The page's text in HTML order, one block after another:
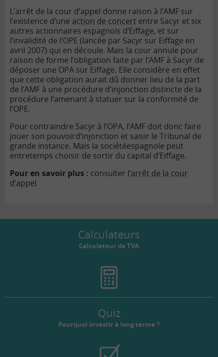
L’arrêt de la cour d’appel donne raison à l’AMF sur
l’existence d’une action de concert entre Sacyr et six
autres actionnaires espagnols d’Eiffage, et sur
l’invalidité de l’OPE (lancée par Sacyr sur Eiffage en
avril 2007) qui en découle. Mais la cour annule pour
raison de forme l’obligation faite par l’AMF à Sacyr de
déposer une OPA sur Eiffage. Elle considère en effet
que cette obligation aurait dû donner lieu de la part
de l’AMF à une procédure d’injonction distincte de la
procédure l’amenant à statuer sur la conformité de
l’OPE.
Pour contraindre Sacyr à l’OPA, l’AMF doit donc faire
jouer son pouvoird’injonction et saisir le Tribunal de
grande instance. Mais la sociétéespagnole peut
entretemps choisir de sortir du capital d’Eiffage.
Pour en savoir plus : consulter l’arrêt de la cour
d’appel
Calculateurs
Calculateur de TVA
Quiz
Pourquoi investir à long terme ?